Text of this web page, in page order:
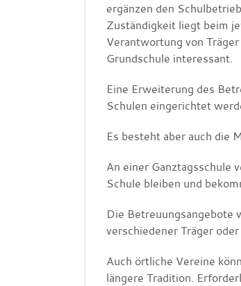
ergänzen den
Zuständigkeit liegt beim
Verantwortung von
Grundschule interessant.
Eine Erweiterung des
Schulen eingerichtet
Es besteht aber auch die
An einer Ganztagsschule
Schule bleiben und
Die Betreuungsangebote
verschiedener Träger
Auch örtliche Vereine
längere Tradition.